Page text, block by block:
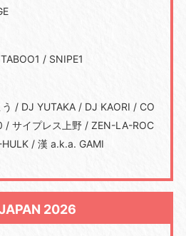
/ SNIPE1
/ DJ YUTAKA / DJ KAORI / CO
/ サイプレス上野 / ZEN-LA-ROC
/ 漢 a.k.a. GAMI
2026